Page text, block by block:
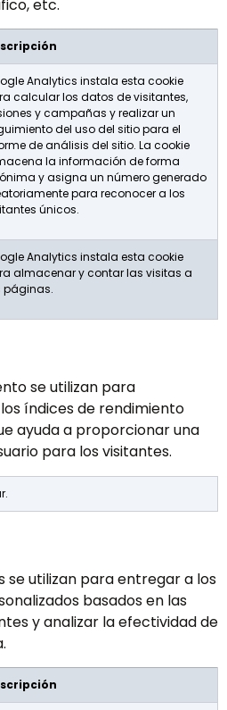
etc.
Analytics instala esta cookie
calcular los datos de visitantes,
y campañas y realizar un
del uso del sitio para el
de análisis del sitio. La cookie
la información de forma
y asigna un número generado
para reconocer a los
únicos.
Analytics instala esta cookie
almacenar y contar las visitas a
páginas.
se utilizan para
índices de rendimiento
ayuda a proporcionar una
para los visitantes.
se utilizan para entregar a los
basados ​​en las
y analizar la efectividad de